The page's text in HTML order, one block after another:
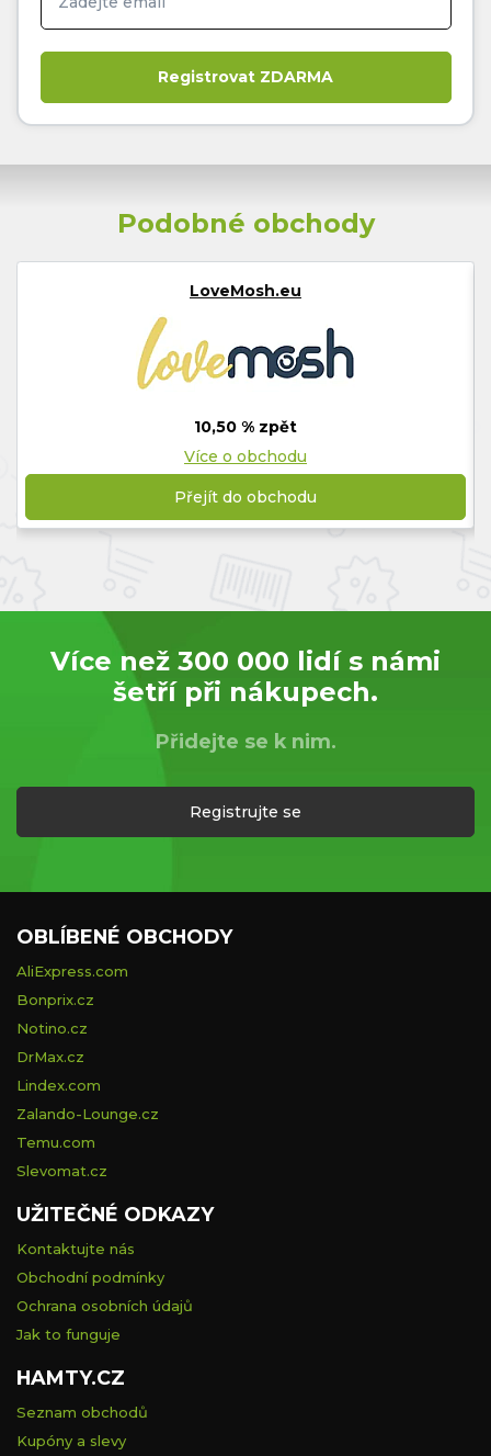
Podobné obchody
LoveMosh.eu
10,50 % zpět
Více o obchodu
Přejít do obchodu
Více než 300 000 lidí s námi
šetří při nákupech.
Přidejte se k nim.
Registrujte se
OBLÍBENÉ OBCHODY
AliExpress.com
Bonprix.cz
Notino.cz
DrMax.cz
Lindex.com
Zalando-Lounge.cz
Temu.com
Slevomat.cz
UŽITEČNÉ ODKAZY
Kontaktujte nás
Obchodní podmínky
Ochrana osobních údajů
Jak to funguje
HAMTY.CZ
Seznam obchodů
Kupóny a slevy